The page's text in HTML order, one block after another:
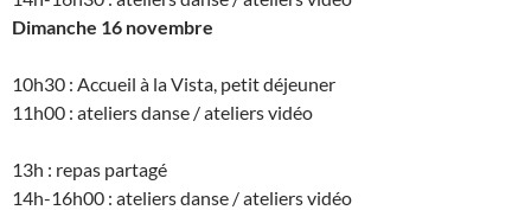
Dimanche 16 novembre
10h30 : Accueil à la Vista, petit déjeuner
11h00 : ateliers danse / ateliers vidéo
13h : repas partagé
14h-16h00 : ateliers danse / ateliers vidéo